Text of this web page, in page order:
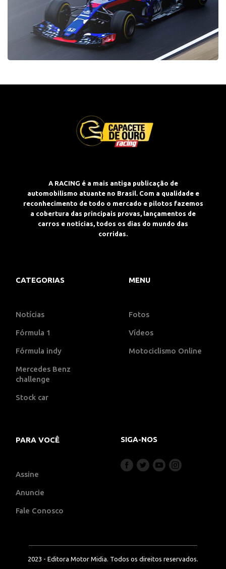
A RACING é a mais antiga publicação de
automobilismo atuante no Brasil. Com a qualidade e
reconhecimento de todo o mercado e pilotos fazemos
a cobertura das principais provas, lançamentos de
carros e notícias, todos os dias do mundo das
corridas.
CATEGORIAS
Notícias
Fórmula 1
Fórmula indy
Mercedes Benz
challenge
Stock car
MENU
Fotos
Vídeos
Motociclismo Online
PARA VOCÊ
Assine
Anuncie
Fale Conosco
SIGA-NOS
2023 - Editora Motor Midia. Todos os direitos reservados.